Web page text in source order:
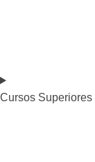
Cursos Superiores